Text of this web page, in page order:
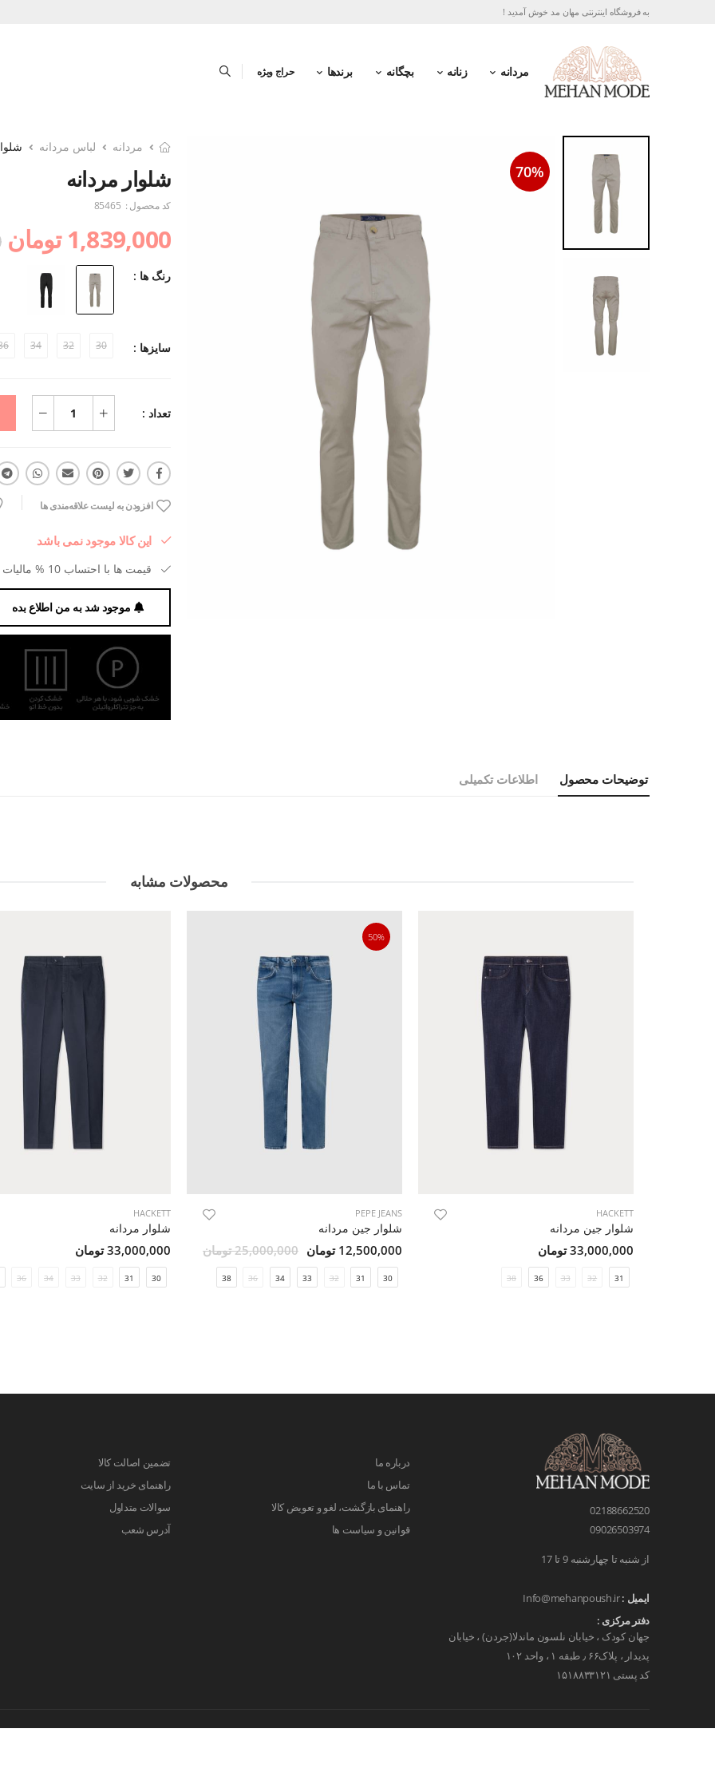
به فروشگاه اینترنتی مهان مد خوش آمدید !
مردانه زنانه بچگانه برندها حراج ویژه
70%
مردانه لباس مردانه
شلوار مردانه
کد محصول : 85465
1,839,000 تومان
رنگ ها :
سایزها : 30
32
34
تعداد :
افزودن به لیست علاقه‌مندی ها
این کالا موجود نمی باشد
قیمت ها با احتساب 10 % مالیات بر ارزش افزوده می باشد.
موجود شد به من اطلاع بده
توضیحات محصول اطلاعات تکمیلی
محصولات مشابه
HACKETT
شلوار جین مردانه
33,000,000 تومان
31
32
33
36
38
50%
PEPE JEANS
شلوار جین مردانه
12,500,000 تومان 25,000,000 تومان
30
31
32
33
34
36
38
HACKETT
شلوار مردانه
33,000,000 تومان
30
31
32
33
34
36
02188662520
09026503974
از شنبه تا چهارشنبه 9 تا 17
ایمیل :Info@mehanpoush.ir
دفتر مرکزی :
جهان کودک ، خیابان نلسون ماندلا(جردن) ، خیابان
پدیدار ، پلاک۶۶ ٫ طبقه ۱ ، واحد ۱۰۲
کد پستی ۱۵۱۸۸۳۳۱۲۱
درباره ما
تماس با ما
راهنمای بازگشت، لغو و تعویض کالا
قوانین و سیاست ها
تضمین اصالت کالا
راهنمای خرید از سایت
سوالات متداول
آدرس شعب